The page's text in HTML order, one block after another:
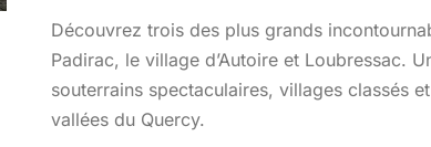
il y a 1 jour
Découvrez trois des plus grands
Padirac, le village d’Autoire et Loubressac.
souterrains spectaculaires, villages classés
vallées du Quercy.